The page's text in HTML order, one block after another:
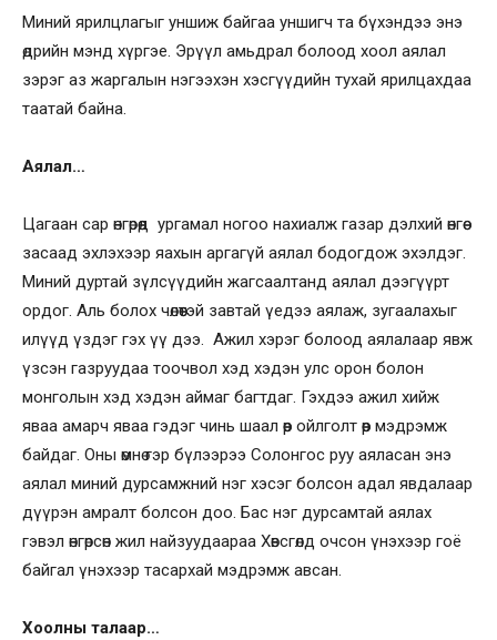
Миний ярилцлагыг уншиж байгаа уншигч та бүхэндээ энэ
өдрийн мэнд хүргэе. Эрүүл амьдрал болоод хоол аялал
зэрэг аз жаргалын нэгээхэн хэсгүүдийн тухай ярилцахдаа
таатай байна.
Аялал…
Цагаан сар өнгөрөөд ургамал ногоо нахиалж газар дэлхий өнгөө
засаад эхлэхээр яахын аргагүй аялал бодогдож эхэлдэг.
Миний дуртай зүлсүүдийн жагсаалтанд аялал дээгүүрт
ордог. Аль болох чөлөөтэй завтай үедээ аялаж, зугаалахыг
илүүд үздэг гэх үү дээ. Ажил хэрэг болоод аялалаар явж
үзсэн газруудаа тоочвол хэд хэдэн улс орон болон
монголын хэд хэдэн аймаг багтдаг. Гэхдээ ажил хийж
яваа амарч яваа гэдэг чинь шаал өөр ойлголт өөр мэдрэмж
байдаг. Оны өмнө гэр бүлээрээ Солонгос руу аяласан энэ
аялал миний дурсамжний нэг хэсэг болсон адал явдалаар
дүүрэн амралт болсон доо. Бас нэг дурсамтай аялах
гэвэл өнгөрсөн жил найзуудаараа Хөвсгөлд очсон үнэхээр гоё
байгал үнэхээр тасархай мэдрэмж авсан.
Хоолны талаар…